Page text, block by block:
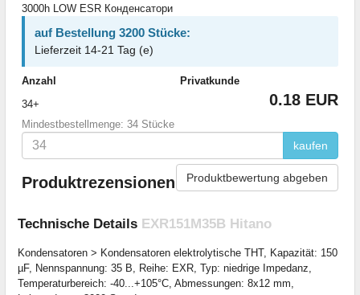
3000h LOW ESR Конденсатори
auf Bestellung 3200 Stücke:
Lieferzeit 14-21 Tag (e)
Anzahl
Privatkunde
34+
0.18 EUR
Mindestbestellmenge: 34 Stücke
kaufen
Produktrezensionen Produktbewertung abgeben
Technische Details EXR151M35B Hitano
Kondensatoren > Kondensatoren elektrolytische THT, Kapazität: 150
µF, Nennspannung: 35 В, Reihe: EXR, Typ: niedrige Impedanz,
Temperaturbereich: -40...+105°C, Abmessungen: 8x12 mm,